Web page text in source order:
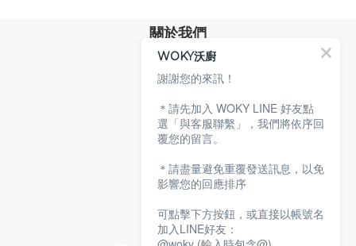
關於我們
品牌故事
專業技術
環保沃廚
顧客服務
服務條款
隱私權政策
聯絡沃廚
WOKY沃廚
謝謝您的來訊！
＊請先加入 WOKY LINE 好友點
選「與客服聯繫」，我們將依序回
覆您的留言。
＊請盡量避免重覆發送訊息，以免
影響您的回應排序
可點擊下方按鈕，或直接以帳號名
加入LINE好友：